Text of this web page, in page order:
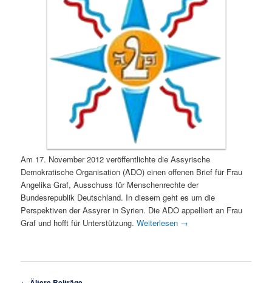
Am 17. November 2012 veröffentlichte die Assyrische
Demokratische Organisation (ADO) einen offenen Brief für Frau
Angelika Graf, Ausschuss für Menschenrechte der
Bundesrepublik Deutschland. In diesem geht es um die
Perspektiven der Assyrer in Syrien. Die ADO appelliert an Frau
Graf und hofft für Unterstützung.Weiterlesen →